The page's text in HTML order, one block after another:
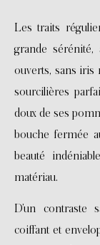
Les traits
grande sérénité,
ouverts, sans iris
sourcilières
doux de ses
bouche fermée
beauté
matériau.
D’un contraste
coiffant et